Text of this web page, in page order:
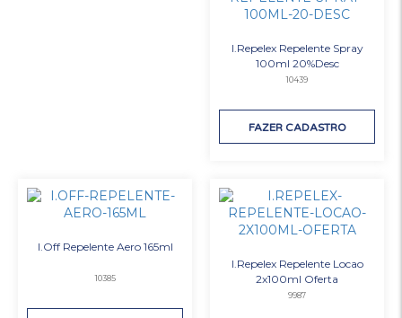
I.Repelex Repelente Spray
100ml 20%Desc
10439
FAZER CADASTRO
I.Off Repelente Aero 165ml
10385
I.Repelex Repelente Locao
2x100ml Oferta
9987